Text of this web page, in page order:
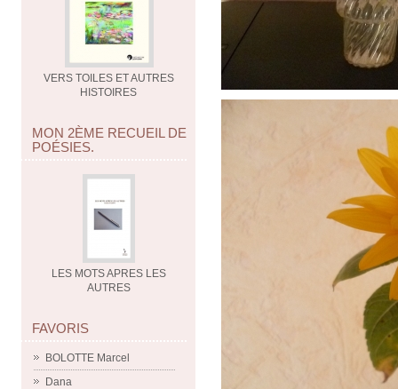
VERS TOILES ET AUTRES
HISTOIRES
MON 2ÈME RECUEIL DE
POÉSIES.
LES MOTS APRES LES
AUTRES
FAVORIS
BOLOTTE Marcel
Dana